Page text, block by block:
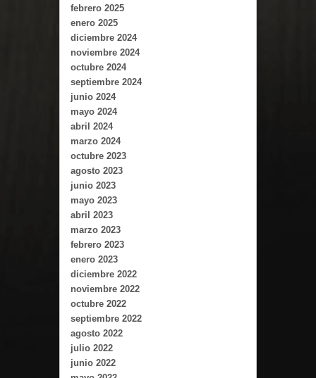
febrero 2025
enero 2025
diciembre 2024
noviembre 2024
octubre 2024
septiembre 2024
junio 2024
mayo 2024
abril 2024
marzo 2024
octubre 2023
agosto 2023
junio 2023
mayo 2023
abril 2023
marzo 2023
febrero 2023
enero 2023
diciembre 2022
noviembre 2022
octubre 2022
septiembre 2022
agosto 2022
julio 2022
junio 2022